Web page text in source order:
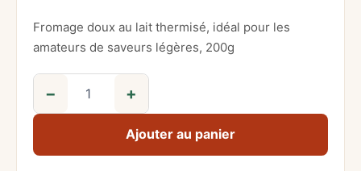
Fromage doux au lait thermisé, idéal pour les
amateurs de saveurs légères, 200g
u
a
− +
Ajouter au panier